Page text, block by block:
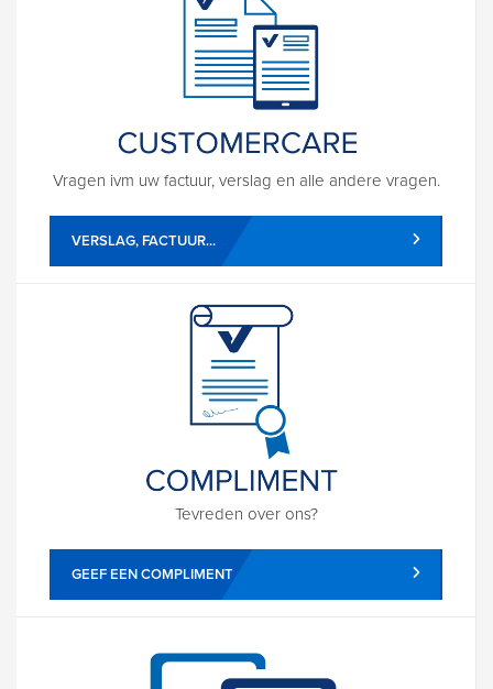
Vragen ivm uw factuur, verslag en alle andere vragen.
VERSLAG, FACTUUR...
Tevreden over ons?
GEEF EEN COMPLIMENT